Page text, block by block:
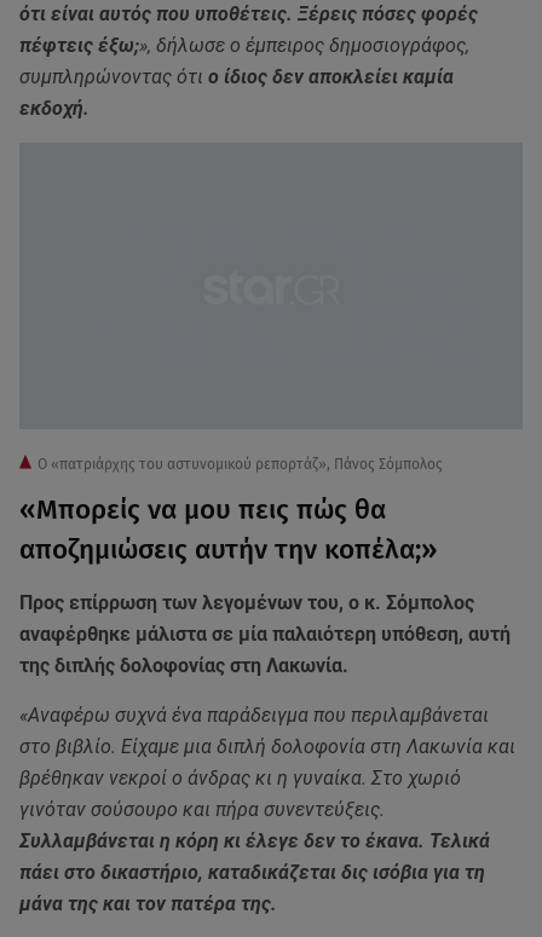
ότι είναι αυτός που υποθέτεις. Ξέρεις πόσες φορές
πέφτεις έξω;», δήλωσε ο έμπειρος δημοσιογράφος,
συμπληρώνοντας ότι ο ίδιος δεν αποκλείει καμία
εκδοχή.
Ο «πατριάρχης του αστυνομικού ρεπορτάζ», Πάνος Σόμπολος
«Μπορείς να μου πεις πώς θα
αποζημιώσεις αυτήν την κοπέλα;»
Προς επίρρωση των λεγομένων του, ο κ. Σόμπολος
αναφέρθηκε μάλιστα σε μία παλαιότερη υπόθεση, αυτή
της διπλής δολοφονίας στη Λακωνία.
«Αναφέρω συχνά ένα παράδειγμα που περιλαμβάνεται
στο βιβλίο. Είχαμε μια διπλή δολοφονία στη Λακωνία και
βρέθηκαν νεκροί ο άνδρας κι η γυναίκα. Στο χωριό
γινόταν σούσουρο και πήρα συνεντεύξεις.
Συλλαμβάνεται η κόρη κι έλεγε δεν το έκανα. Τελικά
πάει στο δικαστήριο, καταδικάζεται δις ισόβια για τη
μάνα της και τον πατέρα της.